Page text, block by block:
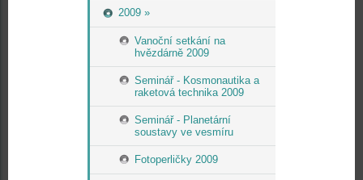
2009 »
Vanoční setkání na
hvězdárně 2009
Seminář - Kosmonautika a
raketová technika 2009
Seminář - Planetární
soustavy ve vesmíru
Fotoperličky 2009